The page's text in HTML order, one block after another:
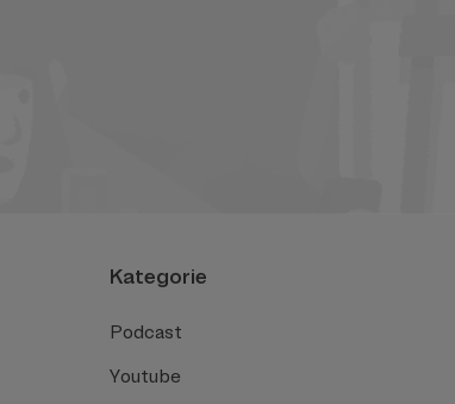
Kategorie
Podcast
Youtube